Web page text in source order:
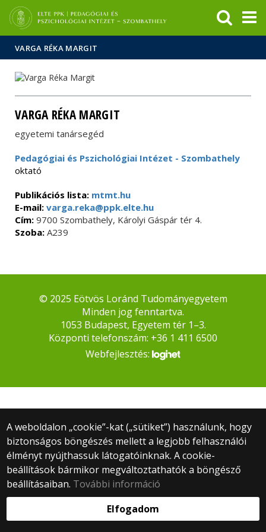
Hírek
Események
ELTE a
sajtóban
VARGA RÉKA MARGIT
VARGA RÉKA MARGIT
egyetemi tanársegéd
Pedagógiai és Pszichológiai Intézet - Szombathely
oktató
Publikációs lista: mtmt.hu
E-mail: varga.reka@ppk.elte.hu
Cím: 9700 Szombathely, Károlyi Gáspár tér 4.
Szoba: A239
A weboldalon „cookie”-kat („sütiket”) használunk, hogy
biztonságos böngészés mellett a legjobb felhasználói
élményt nyújthassuk látogatóinknak. A cookie-
beállítások bármikor megváltoztathatók a böngésző
beállításaiban. További információ
Elfogadom
© 2025 Eötvös Loránd Tudományegyetem
Minden jog fenntartva.
1053 Budapest, Egyetem tér 1–3.
Központi telefonszám: +36 1 411 6500
Webfejlesztés: